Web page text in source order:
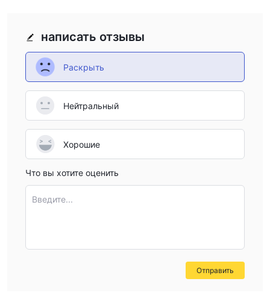
написать отзывы
Раскрыть
Нейтральный
Хорошие
Что вы хотите оценить
Введите...
Отправить